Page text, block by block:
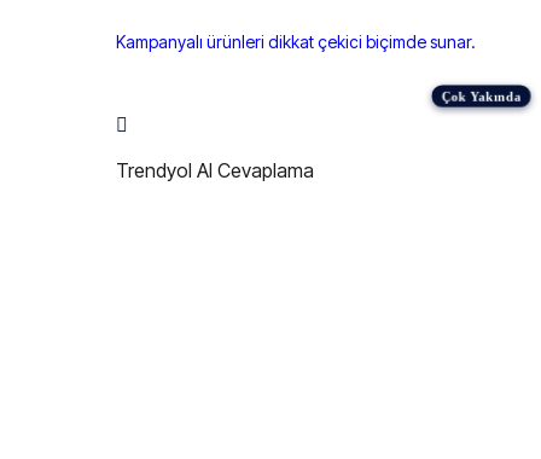
Kampanyalı ürünleri dikkat çekici biçimde sunar.
Trendyol AI Cevaplama